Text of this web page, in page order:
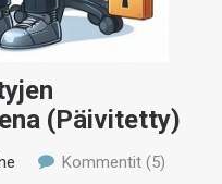
(Päivitetty)
Kommentit (5)